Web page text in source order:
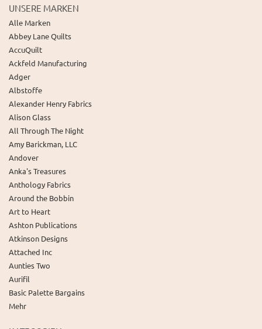
UNSERE MARKEN
Alle Marken
Abbey Lane Quilts
AccuQuilt
Ackfeld Manufacturing
Adger
Albstoffe
Alexander Henry Fabrics
Alison Glass
All Through The Night
Amy Barickman, LLC
Andover
Anka's Treasures
Anthology Fabrics
Around the Bobbin
Art to Heart
Ashton Publications
Atkinson Designs
Attached Inc
Aunties Two
Aurifil
Basic Palette Bargains
Mehr